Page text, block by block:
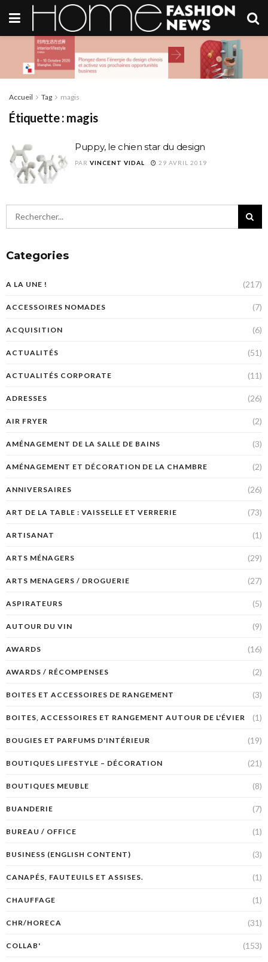
Accueil Tag magis
Étiquette : magis
Puppy, le chien star du design
PAR VINCENT VIDAL 29 AVRIL 2019
Categories
A LA UNE ! (217)
ACCESSOIRES NOMADES (7)
ACQUISITION (6)
ACTUALITÉS (51)
ACTUALITÉS CORPORATE (11)
ADRESSES (26)
AIR FRYER (2)
AMÉNAGEMENT DE LA SALLE DE BAINS (3)
AMÉNAGEMENT ET DÉCORATION DE LA CHAMBRE (2)
ANNIVERSAIRES (26)
ART DE LA TABLE : VAISSELLE ET VERRERIE (73)
ARTISANAT (1)
ARTS MÉNAGERS (29)
ARTS MENAGERS / DROGUERIE (27)
ASPIRATEURS (5)
AUTOUR DU VIN (9)
AWARDS (16)
AWARDS / RÉCOMPENSES (2)
BOITES ET ACCESSOIRES DE RANGEMENT (3)
BOITES, ACCESSOIRES ET RANGEMENT AUTOUR DE L'ÉVIER (1)
BOUGIES ET PARFUMS D'INTÉRIEUR (19)
BOUTIQUES LIFESTYLE – DÉCORATION (21)
BOUTIQUES MEUBLE (8)
BUANDERIE (7)
BUREAU / OFFICE (1)
BUSINESS (ENGLISH CONTENT) (3)
CANAPÉS, FAUTEUILS ET ASSISES. (1)
CHAUFFAGE (1)
CHR/HORECA (31)
COLLAB' (153)